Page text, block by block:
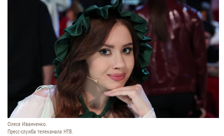
Олеся Иванченко.
Пресс-служба телеканала НТВ.